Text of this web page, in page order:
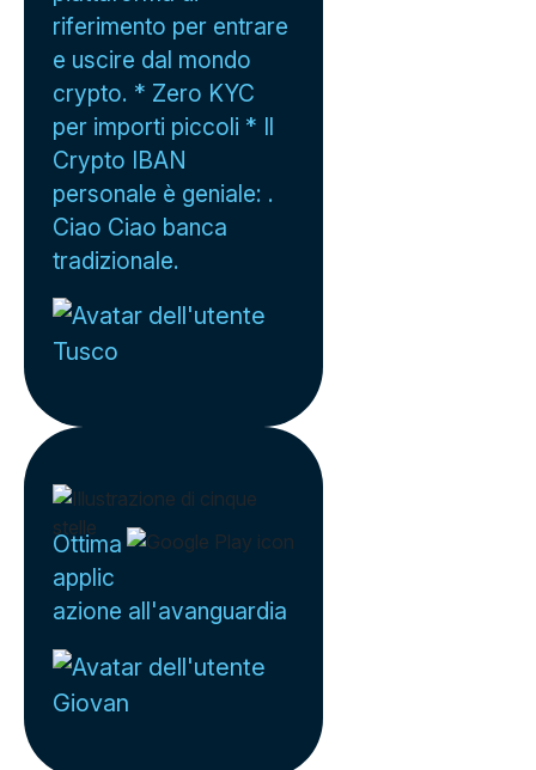
riferimento per entrare
e uscire dal mondo
crypto. * Zero KYC
per importi piccoli * Il
Crypto IBAN
personale è geniale: .
Ciao Ciao banca
tradizionale.
Tusco
Ottima
applic
azione all'avanguardia
Giovan